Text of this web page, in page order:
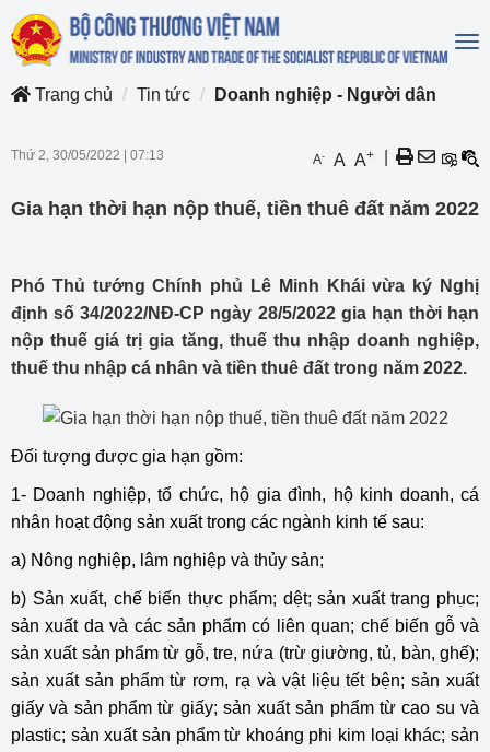
Trang chủ
Tin tức Doanh nghiệp - Người dân
Thứ 2, 30/05/2022 07:13 A- A A+
Gia hạn thời hạn nộp thuế, tiền thuê đất năm 2022
Phó Thủ tướng Chính phủ Lê Minh Khái vừa ký Nghị
định số 34/2022/NĐ-CP ngày 28/5/2022 gia hạn thời hạn
nộp thuế giá trị gia tăng, thuế thu nhập doanh nghiệp,
thuế thu nhập cá nhân và tiền thuê đất trong năm 2022.
Đối tượng được gia hạn gồm:
1- Doanh nghiệp, tổ chức, hộ gia đình, hộ kinh doanh, cá
nhân hoạt động sản xuất trong các ngành kinh tế sau:
a) Nông nghiệp, lâm nghiệp và thủy sản;
b) Sản xuất, chế biến thực phẩm; dệt; sản xuất trang phục;
sản xuất da và các sản phẩm có liên quan; chế biến gỗ và
sản xuất sản phẩm từ gỗ, tre, nứa (trừ giường, tủ, bàn, ghế);
sản xuất sản phẩm từ rơm, rạ và vật liệu tết bện; sản xuất
giấy và sản phẩm từ giấy; sản xuất sản phẩm từ cao su và
plastic; sản xuất sản phẩm từ khoáng phi kim loại khác; sản